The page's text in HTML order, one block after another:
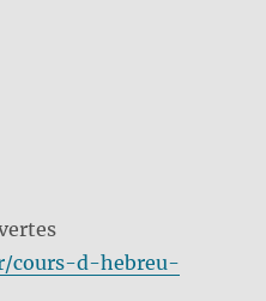
cours-d-hebreu-